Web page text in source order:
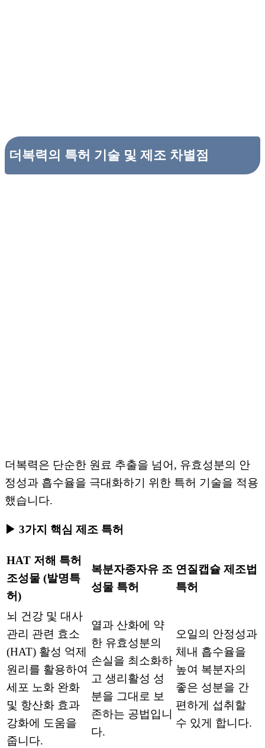
더복력의 특허 기술 및 제조 차별점
더복력은 단순한 원료 추출을 넘어, 유효성분의 안
정성과 흡수율을 극대화하기 위한 특허 기술을 적용
했습니다.
▶ 3가지 핵심 제조 특허
HAT 저해 특허
조성물 (발명특
허)
복분자종자유 조
성물 특허
연질캡슐 제조법
특허
뇌 건강 및 대사
관리 관련 효소
(HAT) 활성 억제
원리를 활용하여
세포 노화 완화
및 항산화 효과
강화에 도움을
줍니다.
열과 산화에 약
한 유효성분의
손실을 최소화하
고 생리활성 성
분을 그대로 보
존하는 공법입니
다.
오일의 안정성과
체내 흡수율을
높여 복분자의
좋은 성분을 간
편하게 섭취할
수 있게 합니다.